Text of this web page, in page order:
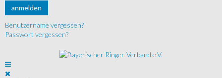
anmelden
Benutzername vergessen?
Passwort vergessen?